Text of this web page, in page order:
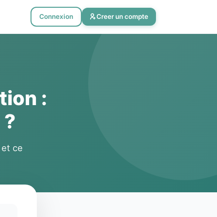
Connexion Creer un compte
:
ce